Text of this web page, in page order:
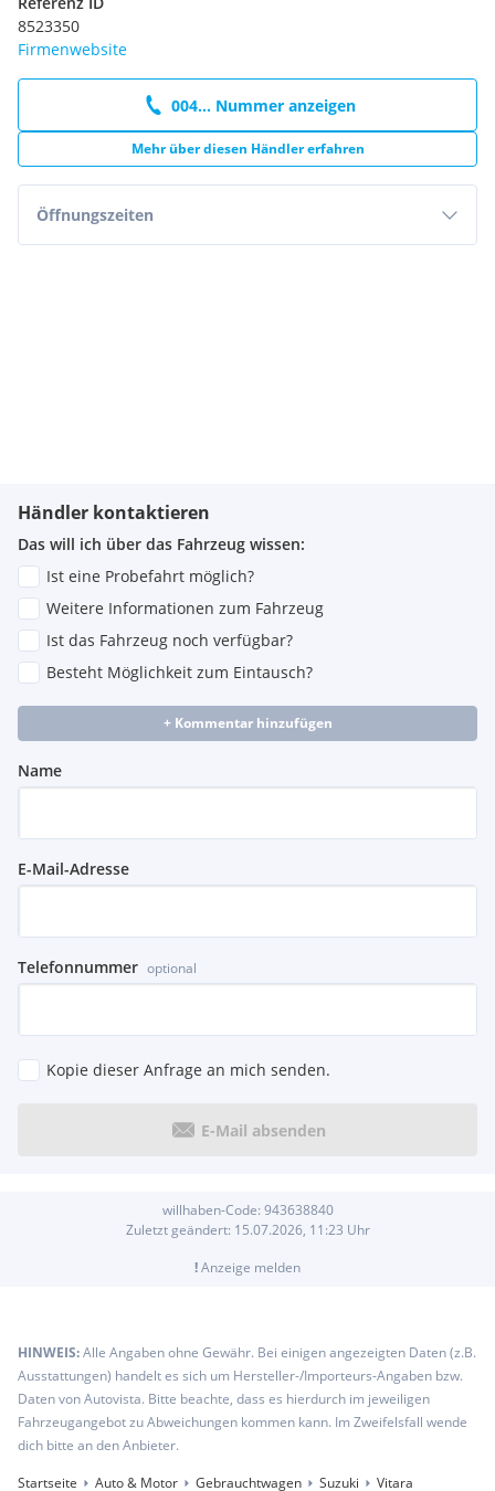
8523350
Firmenwebsite
004... Nummer anzeigen
Mehr über diesen Händler erfahren
Öffnungszeiten
Händler kontaktieren
Das will ich über das Fahrzeug wissen:
Ist eine Probefahrt möglich?
Weitere Informationen zum Fahrzeug
Ist das Fahrzeug noch verfügbar?
Besteht Möglichkeit zum Eintausch?
+ Kommentar hinzufügen
Name
E-Mail-Adresse
Telefonnummer optional
Kopie dieser Anfrage an mich senden.
E-Mail absenden
willhaben-Code: 943638840
Zuletzt geändert: 15.07.2026, 11:23 Uhr
!Anzeige melden
HINWEIS:Alle Angaben ohne Gewähr. Bei einigen angezeigten Daten (z.B.
Ausstattungen) handelt es sich um Hersteller-/Importeurs-Angaben bzw.
Daten von Autovista. Bitte beachte, dass es hierdurch im jeweiligen
Fahrzeugangebot zu Abweichungen kommen kann. Im Zweifelsfall wende
dich bitte an den Anbieter.
Startseite
Auto & Motor Gebrauchtwagen Suzuki Vitara